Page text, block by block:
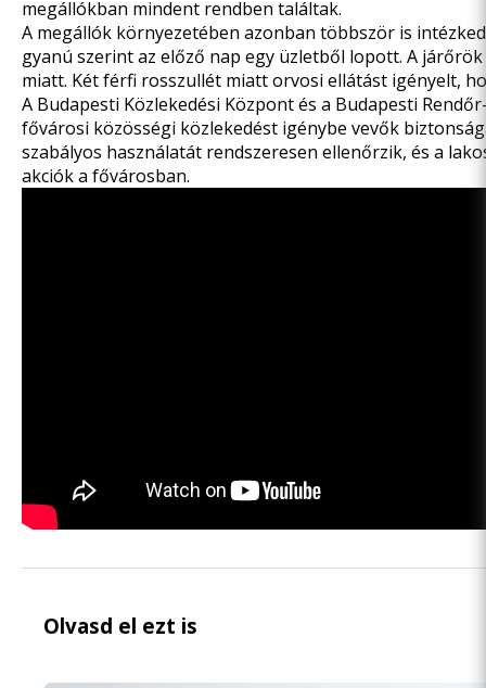
megállókban mindent rendben találtak.
A megállók környezetében azonban többször is
gyanú szerint az előző nap egy üzletből lopott. A
miatt. Két férfi rosszullét miatt orvosi ellátást igényelt,
A Budapesti Közlekedési Központ és a Budapesti
fővárosi közösségi közlekedést igénybe vevők
szabályos használatát rendszeresen ellenőrzik, és a
akciók a fővárosban.
Olvasd el ezt is